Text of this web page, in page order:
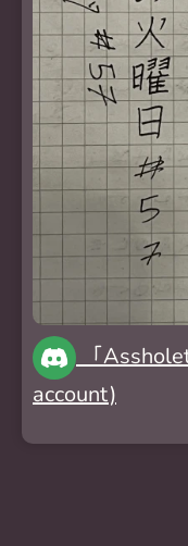
「
account)